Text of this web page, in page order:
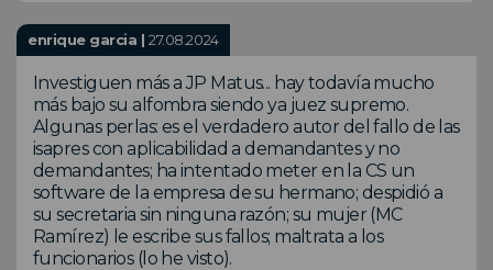
enrique garcia |27.08.2024
Investiguen más a JP Matus... hay todavía mucho
más bajo su alfombra siendo ya juez supremo.
Algunas perlas: es el verdadero autor del fallo de las
isapres con aplicabilidad a demandantes y no
demandantes; ha intentado meter en la CS un
software de la empresa de su hermano; despidió a
su secretaria sin ninguna razón; su mujer (MC
Ramírez) le escribe sus fallos; maltrata a los
funcionarios (lo he visto).